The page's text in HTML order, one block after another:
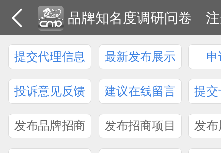
品牌知名度调研问卷
提交代理信息 最新发布展示 申
投诉意见反馈 建议在线留言 提交
发布品牌招商 发布招商项目 发